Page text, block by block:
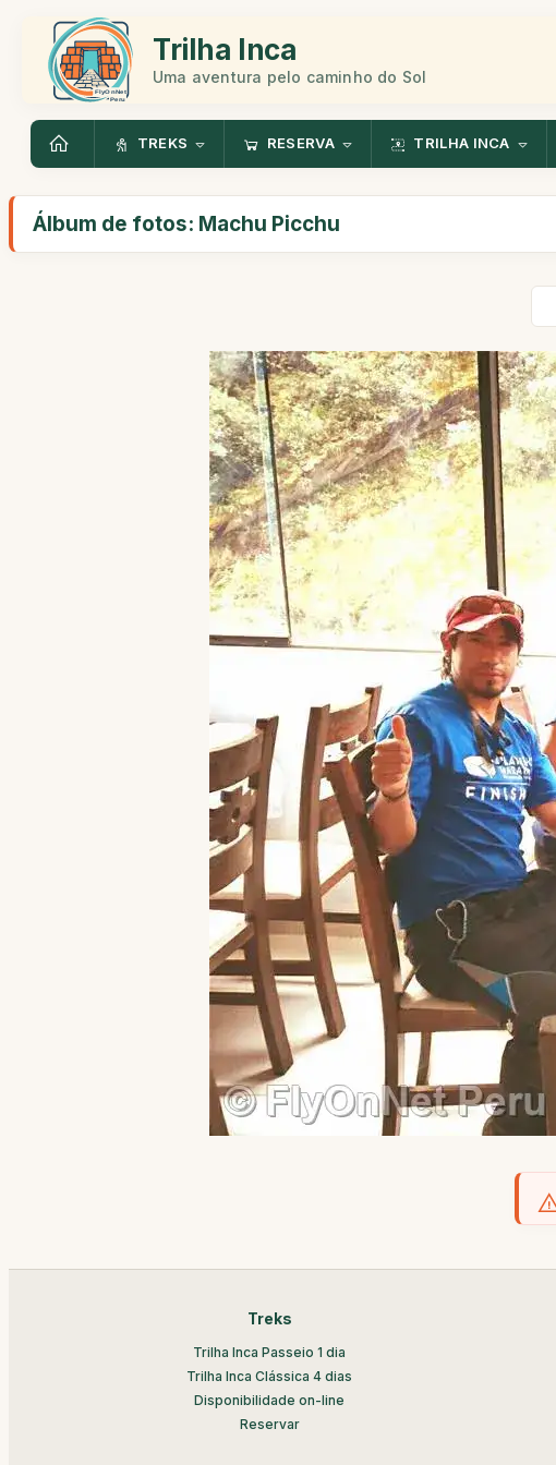
Trilha Inca
Uma aventura pelo caminho do Sol
TREKS RESERVA TRILHA INCA
Álbum de fotos: Machu Picchu
Treks
Trilha Inca Passeio 1 dia
Trilha Inca Clássica 4 dias
Disponibilidade on-line
Reservar